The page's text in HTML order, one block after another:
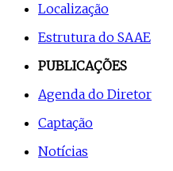
Localização
Estrutura do SAAE
PUBLICAÇÕES
Agenda do Diretor
Captação
Notícias